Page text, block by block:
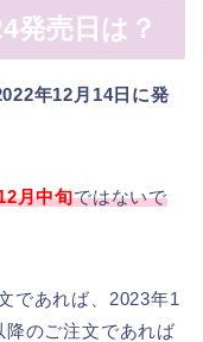
発売日は？
年12月14日に発
月中旬ではないで
であれば、2023年1
降のご注文であれば